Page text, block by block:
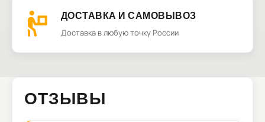
ДОСТАВКА И САМОВЫВОЗ
Доставка в любую точку России
ОТЗЫВЫ